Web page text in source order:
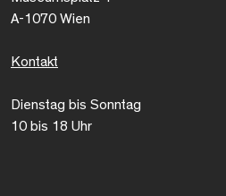
A-1070 Wien
Kontakt
Dienstag bis Sonntag
10 bis 18 Uhr